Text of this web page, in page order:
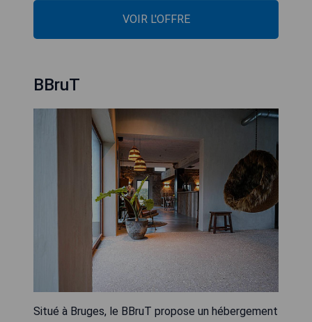
VOIR L'OFFRE
BBruT
Situé à Bruges, le BBruT propose un hébergement